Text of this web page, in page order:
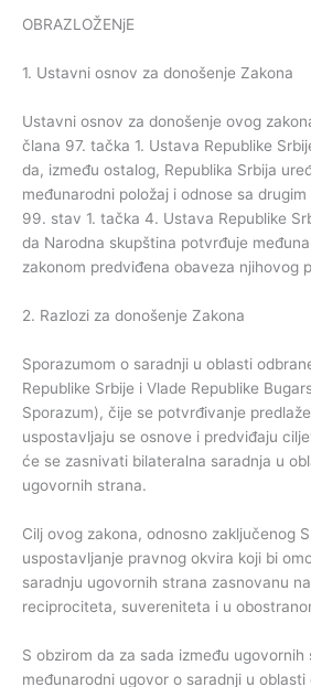
OBRAZLOŽENjE
1. Ustavni osnov za donošenje Zakona
Ustavni osnov za donošenje ovog
člana 97. tačka 1. Ustava Republike
da, između ostalog, Republika Srbija
međunarodni položaj i odnose sa
99. stav 1. tačka 4. Ustava Republike
da Narodna skupština potvrđuje
zakonom predviđena obaveza njihovog
2. Razlozi za donošenje Zakona
Sporazumom o saradnji u oblasti
Republike Srbije i Vlade Republike
Sporazum), čije se potvrđivanje
uspostavljaju se osnove i predviđaju
će se zasnivati bilateralna saradnja u
ugovornih strana.
Cilj ovog zakona, odnosno zaključenog
uspostavljanje pravnog okvira koji bi
saradnju ugovornih strana zasnovanu
reciprociteta, suvereniteta i u
S obzirom da za sada između
međunarodni ugovor o saradnji u